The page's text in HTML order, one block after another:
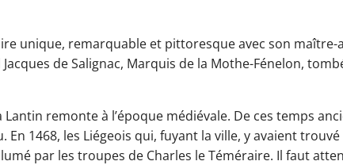
unique, remarquable et pittoresque avec son maître-
de Salignac, Marquis de la Mothe-Fénelon,
Lantin remonte à l’époque médiévale. De ces temps
1468, les Liégeois qui, fuyant la ville, y avaient trouvé
par les troupes de Charles le Téméraire. Il faut